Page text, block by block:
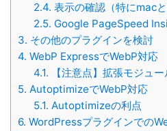
2.4. 表示の確認（特にmacと
2.5. Google PageSpeed
3. その他のプラグインを検討
4. WebP ExpressでWebP対応
4.1. 【注意点】拡張モジュ
5. AutoptimizeでWebP対応
5.1. Autoptimizeの利点
6. WordPressプラグインでの